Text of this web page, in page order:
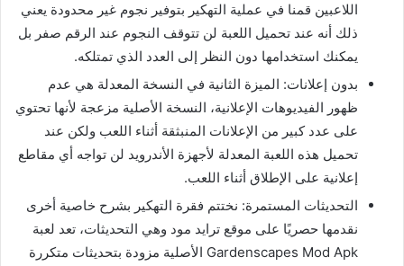
اللاعبين قمنا في عملية التهكير بتوفير نجوم غير محدودة يعني
ذلك أنه عند تحميل اللعبة لن تتوقف النجوم عند الرقم صفر بل
يمكنك استخدامها دون النظر إلى العدد الذي تمتلكه.
بدون إعلانات: الميزة الثانية في النسخة المعدلة هي عدم
ظهور الفيديوهات الإعلانية، النسخة الأصلية مزعجة لأنها تحتوي
على عدد كبير من الإعلانات المنبثقة أثناء اللعب ولكن عند
تحميل هذه اللعبة المعدلة لأجهزة الأندرويد لن تواجه أي مقاطع
إعلانية على الإطلاق أثناء اللعب.
التحديثات المستمرة: نختتم فقرة التهكير بشرح خاصية أخرى
نقدمها حصريًا على موقع ترايد مود وهي التحديثات، تعد لعبة
Gardenscapes Mod Apk الأصلية مزودة بتحديثات متكررة